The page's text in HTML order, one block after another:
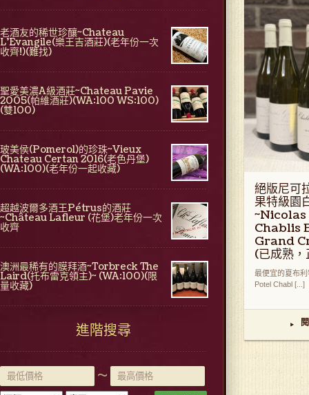
老酒友的稀世珍釀~Chateau
L'Evangile(樂王吉酒莊)(老年份一次
收齊!)(難找)
聖愛美濃A級酒莊~Chateau Pavie
2005(帕維酒莊)(WA:100 WS:100)
(雙100)
玻美侯(Pomerol)的珍珠~Vieux
Chateau Certan 2016(老色丹堡)
(WA:100)(老年份一起收藏)
超越波爾多酒王Pétrus的酒莊
~Château Lafleur (花堡)老年份一次
收齊
澳洲最稀有的膜拜酒~Torbreck The
Laird(托布雷克領主)~ (WA:100)(限
量收藏)
進階搜尋
~
絕版尼可
果特級園
Chablis
Grand
(已成熟，
最便宜的夏布
Potel Chabl [...]
▸